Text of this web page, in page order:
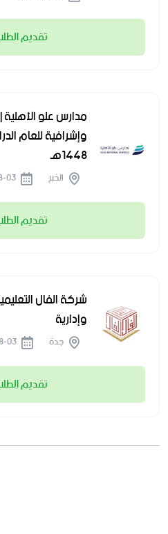
تقديم
مدارس علو
وإشرافية للعام
1448هـ
الخبر
تقديم
شركة الفال
وإدارية
جدة
تقديم